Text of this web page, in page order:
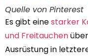
Quelle von Pinterest
Es gibt einestarker
und Freitauchen
Ausrüstung in